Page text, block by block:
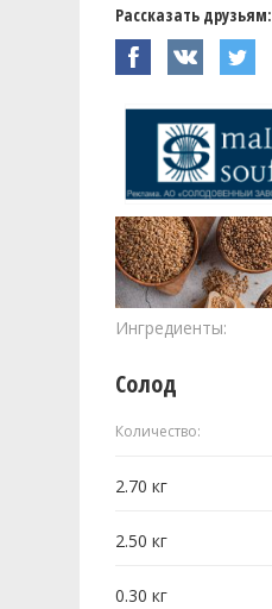
Рассказать друзьям:
Ингредиенты:
Солод
Количество:
2.70кг
2.50кг
0.30кг